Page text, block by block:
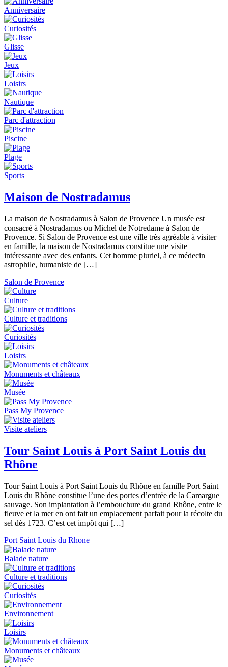
Anniversaire
Curiosités
Glisse
Jeux
Loisirs
Nautique
Parc d'attraction
Piscine
Plage
Sports
Maison de Nostradamus
La maison de Nostradamus à Salon de Provence Un musée est
consacré à Nostradamus ou Michel de Notredame à Salon de
Provence. Si Salon de Provence est une ville très agréable à visiter
en famille, la maison de Nostradamus constitue une visite
intéressante avec des enfants. Cet homme pluriel, à ce médecin
astrophile, humaniste de […]
Salon de Provence
Culture
Culture et traditions
Curiosités
Loisirs
Monuments et châteaux
Musée
Pass My Provence
Visite ateliers
Tour Saint Louis à Port Saint Louis du
Rhône
Tour Saint Louis à Port Saint Louis du Rhône en famille Port Saint
Louis du Rhône constitue l’une des portes d’entrée de la Camargue
sauvage. Son implantation à l’embouchure du grand Rhône, entre le
fleuve et la mer en ont fait un emplacement parfait pour la récolte du
sel dès 1723. C’est cet impôt qui […]
Port Saint Louis du Rhone
Balade nature
Culture et traditions
Curiosités
Environnement
Loisirs
Monuments et châteaux